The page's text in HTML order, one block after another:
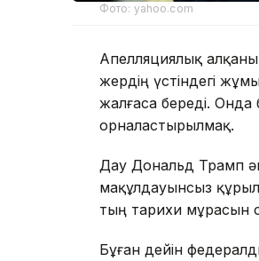
Фото: yahoo.com
Апелляциялық
жердің үстіндегі
жалғаса береді.
орналастырылмақ.
Дау Дональд Трамп
мақұлдауынсыз
тың тарихи мұрасын
Бұған дейін